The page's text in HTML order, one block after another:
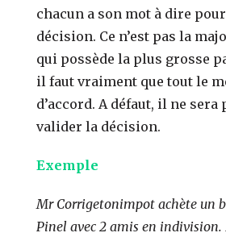
chacun a son mot à dire
décision. Ce n’est pas la
qui possède la plus grosse
il faut vraiment que tout le
d’accord. A défaut, il ne sera
valider la décision.
Exemple
Mr Corrigetonimpot achète un
Pinel avec 2 amis en indivision.